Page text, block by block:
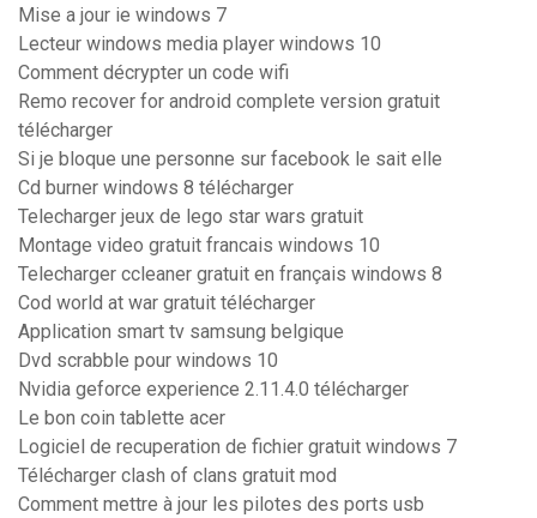
Mise a jour ie windows 7
Lecteur windows media player windows 10
Comment décrypter un code wifi
Remo recover for android complete version gratuit
télécharger
Si je bloque une personne sur facebook le sait elle
Cd burner windows 8 télécharger
Telecharger jeux de lego star wars gratuit
Montage video gratuit francais windows 10
Telecharger ccleaner gratuit en français windows 8
Cod world at war gratuit télécharger
Application smart tv samsung belgique
Dvd scrabble pour windows 10
Nvidia geforce experience 2.11.4.0 télécharger
Le bon coin tablette acer
Logiciel de recuperation de fichier gratuit windows 7
Télécharger clash of clans gratuit mod
Comment mettre à jour les pilotes des ports usb